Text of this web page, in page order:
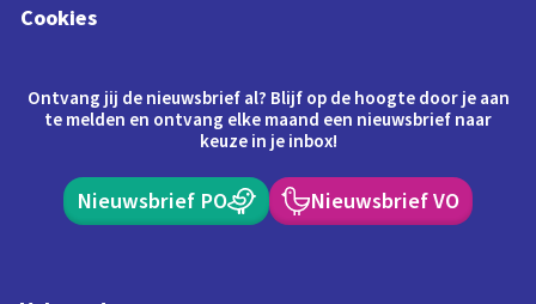
Cookies
Ontvang jij de nieuwsbrief al? Blijf op de hoogte door je aan
te melden en ontvang elke maand een nieuwsbrief naar
keuze in je inbox!
Nieuwsbrief PO Nieuwsbrief VO